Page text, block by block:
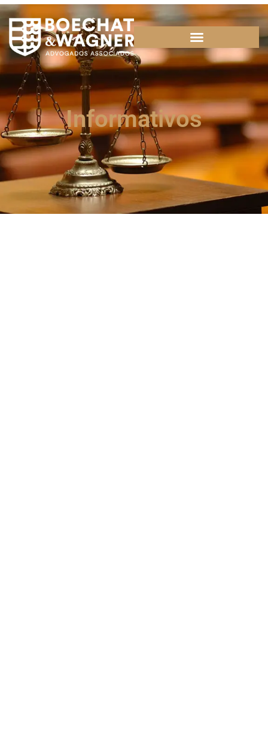
Informativos